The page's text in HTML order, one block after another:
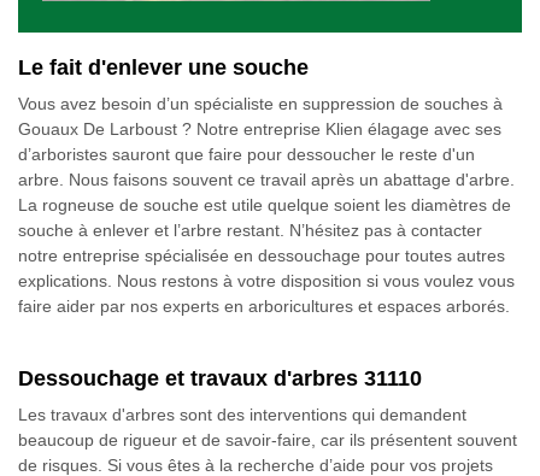
Le fait d'enlever une souche
Vous avez besoin d’un spécialiste en suppression de souches à
Gouaux De Larboust ? Notre entreprise Klien élagage avec ses
d’arboristes sauront que faire pour dessoucher le reste d'un
arbre. Nous faisons souvent ce travail après un abattage d'arbre.
La rogneuse de souche est utile quelque soient les diamètres de
souche à enlever et l’arbre restant. N’hésitez pas à contacter
notre entreprise spécialisée en dessouchage pour toutes autres
explications. Nous restons à votre disposition si vous voulez vous
faire aider par nos experts en arboricultures et espaces arborés.
Dessouchage et travaux d'arbres 31110
Les travaux d'arbres sont des interventions qui demandent
beaucoup de rigueur et de savoir-faire, car ils présentent souvent
de risques. Si vous êtes à la recherche d’aide pour vos projets